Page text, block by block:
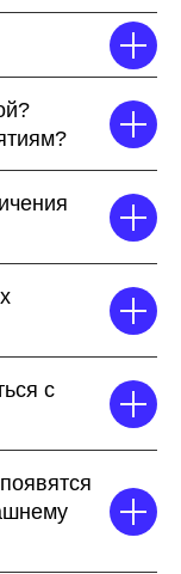
с
на обучение